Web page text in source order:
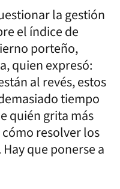
la gestión
el índice de
porteño,
quien expresó:
al revés, estos
tiempo
quién grita más
resolver los
que ponerse a